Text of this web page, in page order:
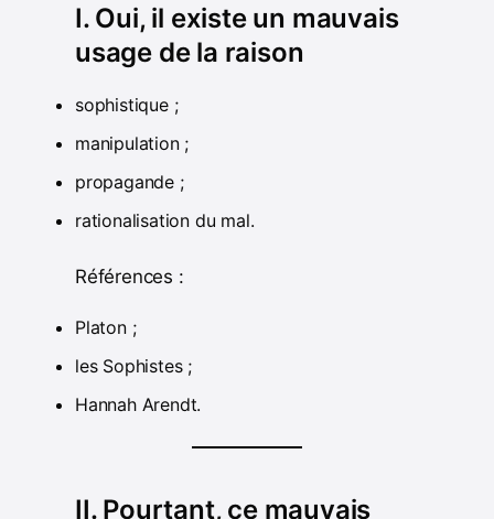
I. Oui, il existe un mauvais
usage de la raison
sophistique ;
manipulation ;
propagande ;
rationalisation du mal.
Références :
Platon ;
les Sophistes ;
Hannah Arendt.
II. Pourtant, ce mauvais